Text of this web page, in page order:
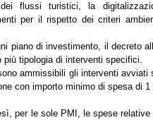
dei flussi turistici, la
per il rispetto dei criteri
piano di investimento, il decreto
più tipologia di interventi specifici.
ammissibili gli interventi avviati
con importo minimo di spesa di
per le sole PMI, le spese